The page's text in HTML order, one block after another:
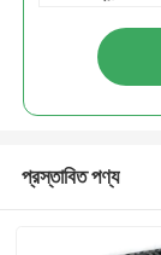
প্রস্তাবিত পণ্য